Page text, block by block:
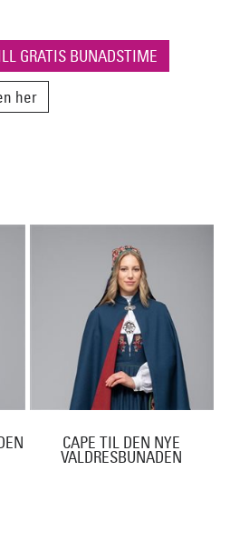
GRATIS BUNADSTIME
her
CAPE TIL DEN NYE
VALDRESBUNADEN